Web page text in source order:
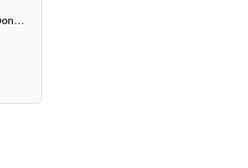
Hračka Kong Holiday Squeaker Donut